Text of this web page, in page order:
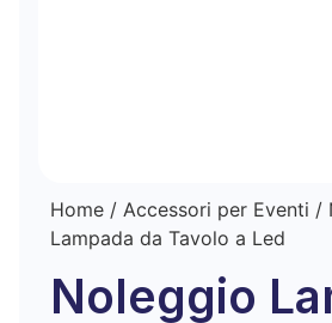
Home / Accessori per Eventi /
Lampada da Tavolo a Led
Noleggio